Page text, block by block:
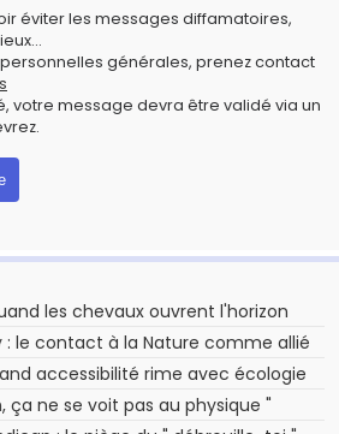
éviter les messages diffamatoires,
générales, prenez contact
votre message devra être validé via un
les chevaux ouvrent l'horizon
: le contact à la Nature comme allié
accessibilité rime avec écologie
ça ne se voit pas au physique "